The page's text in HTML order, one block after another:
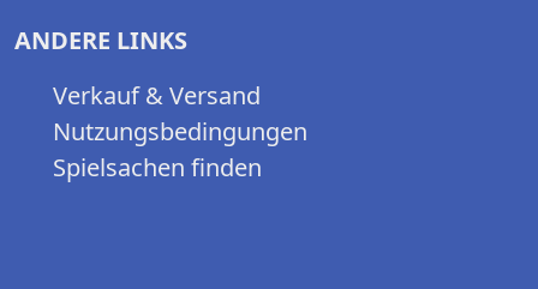
ANDERE LINKS
Verkauf & Versand
Nutzungsbedingungen
Spielsachen finden